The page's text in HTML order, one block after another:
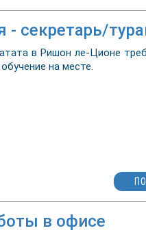
- секретарь/
в Ришон ле-Ционе
на месте.
в офисе